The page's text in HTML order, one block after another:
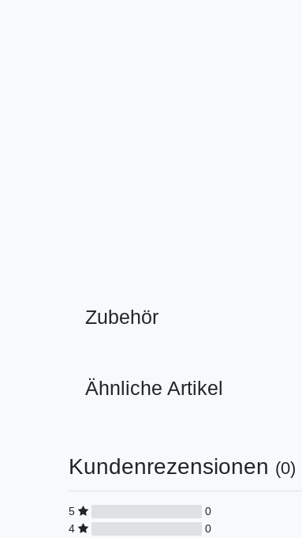
Zubehör
Ähnliche Artikel
Kundenrezensionen (0)
5
0
4
0